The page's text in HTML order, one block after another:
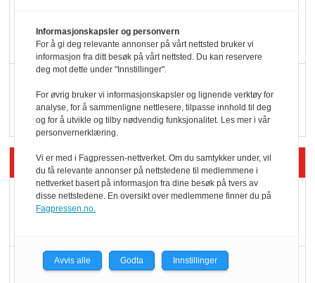
endring: Stadig større
serveringstilbud
i dagligvare
Siste artikler - Butikk i praksis
Rema-flaggskip
Slik opprettholdes
Informasjonskapsler og personvern
For å gi deg relevante annonser på vårt nettsted bruker vi
informasjon fra ditt besøk på vårt nettsted. Du kan reservere
deg mot dette under "Innstillinger".
For øvrig bruker vi informasjonskapsler og lignende verktøy for
analyse, for å sammenligne nettlesere, tilpasse innhold til deg
og for å utvikle og tilby nødvendig funksjonalitet. Les mer i vår
personvernerklæring.
Vi er med i Fagpressen-nettverket. Om du samtykker under, vil
du få relevante annonser på nettstedene til medlemmene i
nettverket basert på informasjon fra dine besøk på tvers av
disse nettstedene. En oversikt over medlemmene finner du på
Fagpressen.no.
Avvis alle Godta Innstillinger